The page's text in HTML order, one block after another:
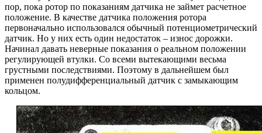
пор, пока ротор по показаниям датчика не займет расчетное
положение. В качестве датчика положения ротора
первоначально использовался обычный потенциометрический
датчик. Но у них есть один недостаток – износ дорожки.
Начинал давать неверные показания о реальном положении
регулирующей втулки. Со всеми вытекающими весьма
грустными последствиями. Поэтому в дальнейшем был
применен полудифференциальный датчик с замыкающим
кольцом.